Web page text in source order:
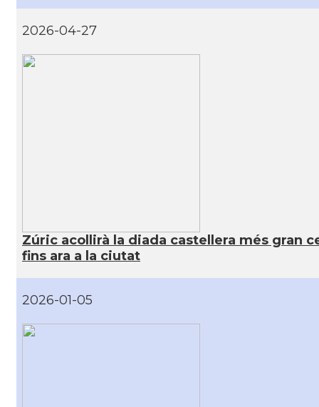
2026-04-27
Zúric acollirà la diada castellera més gran
fins ara a la ciutat
2026-01-05